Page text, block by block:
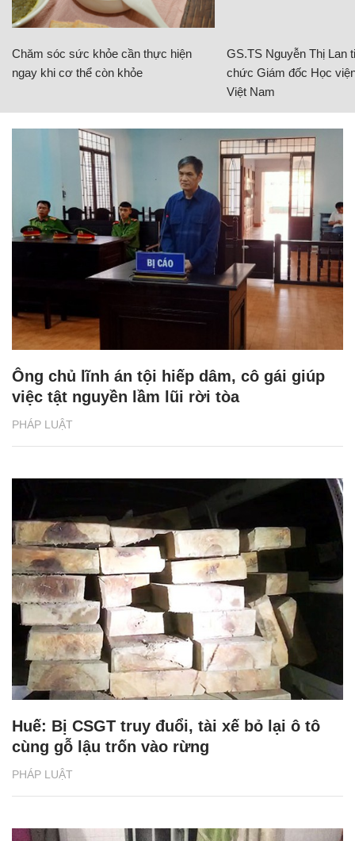
Chăm sóc sức khỏe cần thực hiện
ngay khi cơ thể còn khỏe
GS.TS Nguyễn Thị Lan
chức Giám đốc Học
Việt Nam
PHÁP LUẬT
Ông chủ lĩnh án tội hiếp dâm, cô gái giúp
việc tật nguyền lầm lũi rời tòa
PHÁP LUẬT
Huế: Bị CSGT truy đuổi, tài xế bỏ lại ô tô
cùng gỗ lậu trốn vào rừng